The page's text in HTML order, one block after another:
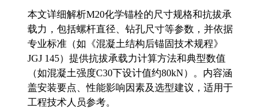
本文详细解析M20化学锚栓的尺寸规格和抗拔承
载力，包括螺杆直径、钻孔尺寸等参数，并依据
专业标准（如《混凝土结构后锚固技术规程》
JGJ 145）提供抗拔承载力计算方法和典型数值
（如混凝土强度C30下设计值约80kN）。内容涵
盖安装要点、性能影响因素及选型建议，适用于
工程技术人员参考。